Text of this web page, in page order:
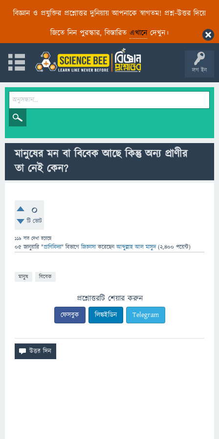
বিজ্ঞান ও প্রযুক্তির প্রশ্নোত্তর দুনিয়ায় আপনাকে স্বাগতম! প্রশ্ন-উত্তর দিয়ে
জিতে নিন পুরস্কার, বিস্তারিত এখানেদেখুন।
লগ ইন
মানুষের মন বা বিবেক আছে কিন্তু অন্য প্রাণীর
তা নেই কেন?
0
টি ভোট
119 বার দেখা হয়েছে
05 জানুয়ারি "প্রাণিবিদ্যা" বিভাগে জিজ্ঞাসাকরেছেনআব্দুল্লাহ আল মাসুদ (2,400 পয়েন্ট)
মানুষ বিবেক
প্রশ্নোত্তরটি শেয়ার করুন
ফেসবুক লিঙ্কইডিন Telegram